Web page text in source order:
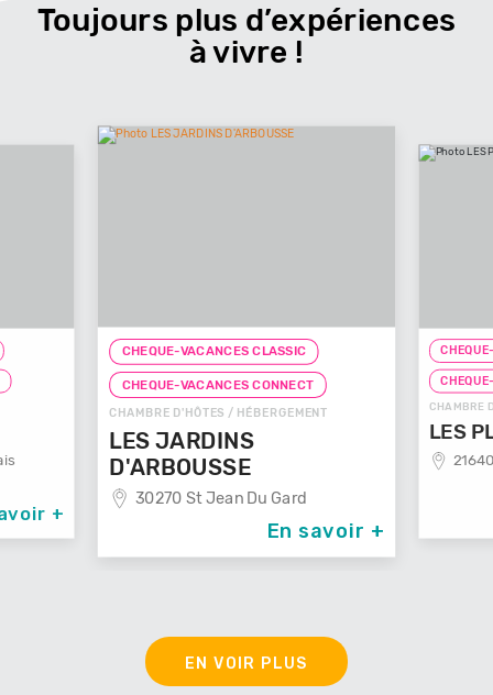
Toujours plus d’expériences
à vivre !
+
CHEQUE-VACANCES CLASSIC
CHEQUE-VACANCES CONNECT
CHAMBRE D'HÔTES / HÉBERGEMENT
LES JARDINS
D'ARBOUSSE
30270 St Jean Du Gard
En savoir +
CHAMBRE
LES
EN VOIR PLUS